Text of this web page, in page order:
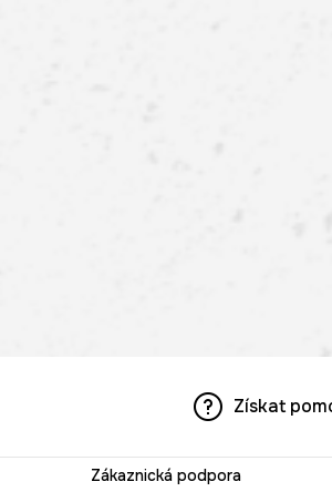
Získat
Zákaznická podpora